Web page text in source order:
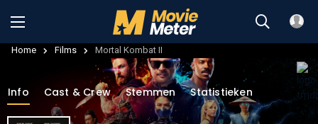
Home Films Mortal Kombat II
Info Cast & Crew Stemmen Statistieken